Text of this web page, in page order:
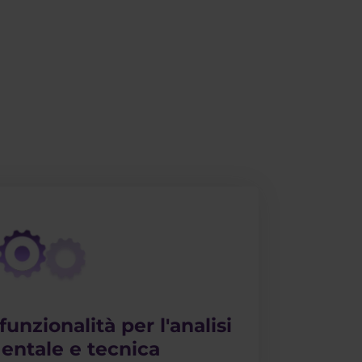
per l'analisi
e tecnica